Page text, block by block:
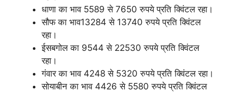
धाणा का भाव 5589 से 7650 रुपये प्रति क्विंटल रहा।
सौफ का भाव13284 से 13740 रुपये प्रति क्विंटल
रहा।
ईसबगोल का 9544 से 22530 रुपये प्रति क्विंटल
रहा।
गंवार का भाव 4248 से 5320 रुपये प्रति क्विंटल रहा।
सोयाबीन का भाव 4426 से 5580 रुपये प्रति क्विंटल